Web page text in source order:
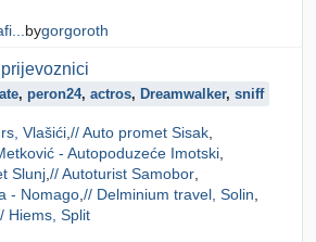
bygorgoroth
, peron24, actros, Dreamwalker, sniff
Vlašići // Auto promet Sisak
- Autopoduzeće Imotski
Slunj // Autoturist Samobor
- Nomago // Delminium travel, Solin
Hiems, Split